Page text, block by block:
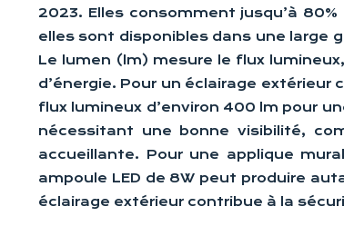
2023. Elles consomment jusqu’à
elles sont disponibles dans une large
Le lumen (lm) mesure le flux
d’énergie. Pour un éclairage
flux lumineux d’environ 400 lm pour
nécessitant une bonne visibilité,
accueillante. Pour une applique
ampoule LED de 8W peut produire
éclairage extérieur contribue à la